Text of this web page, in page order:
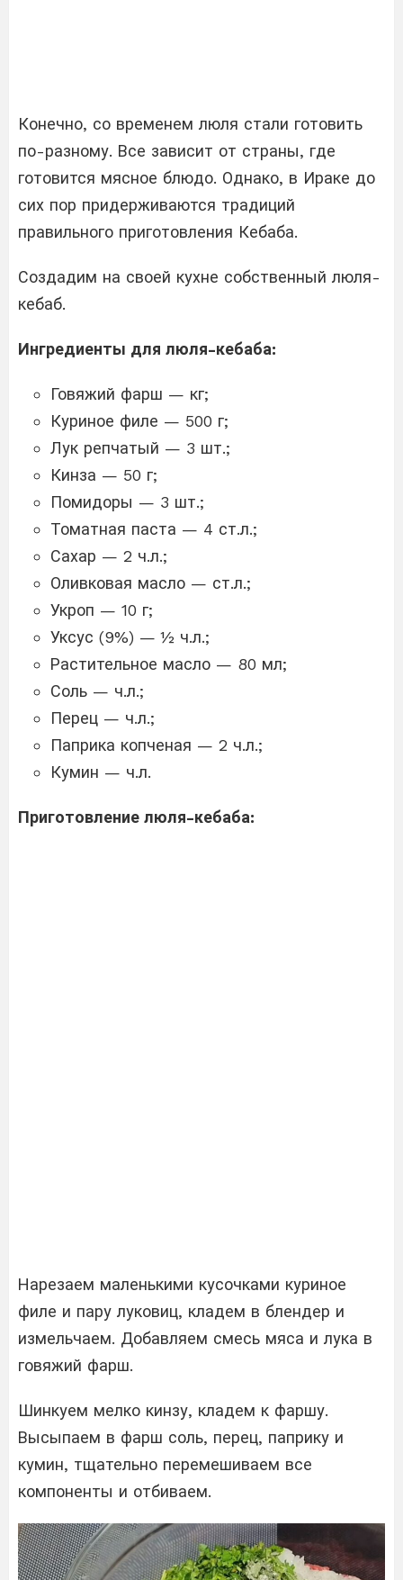
Конечно, со временем люля стали готовить
по-разному. Все зависит от страны, где
готовится мясное блюдо. Однако, в Ираке до
сих пор придерживаются традиций
правильного приготовления Кебаба.
Создадим на своей кухне собственный люля-
кебаб.
Ингредиенты для люля-кебаба:
Говяжий фарш — кг;
Куриное филе — 500 г;
Лук репчатый — 3 шт.;
Кинза — 50 г;
Помидоры — 3 шт.;
Томатная паста — 4 ст.л.;
Сахар — 2 ч.л.;
Оливковая масло — ст.л.;
Укроп — 10 г;
Уксус (9%) — ½ ч.л.;
Растительное масло — 80 мл;
Соль — ч.л.;
Перец — ч.л.;
Паприка копченая — 2 ч.л.;
Кумин — ч.л.
Приготовление люля-кебаба:
Нарезаем маленькими кусочками куриное
филе и пару луковиц, кладем в блендер и
измельчаем. Добавляем смесь мяса и лука в
говяжий фарш.
Шинкуем мелко кинзу, кладем к фаршу.
Высыпаем в фарш соль, перец, паприку и
кумин, тщательно перемешиваем все
компоненты и отбиваем.